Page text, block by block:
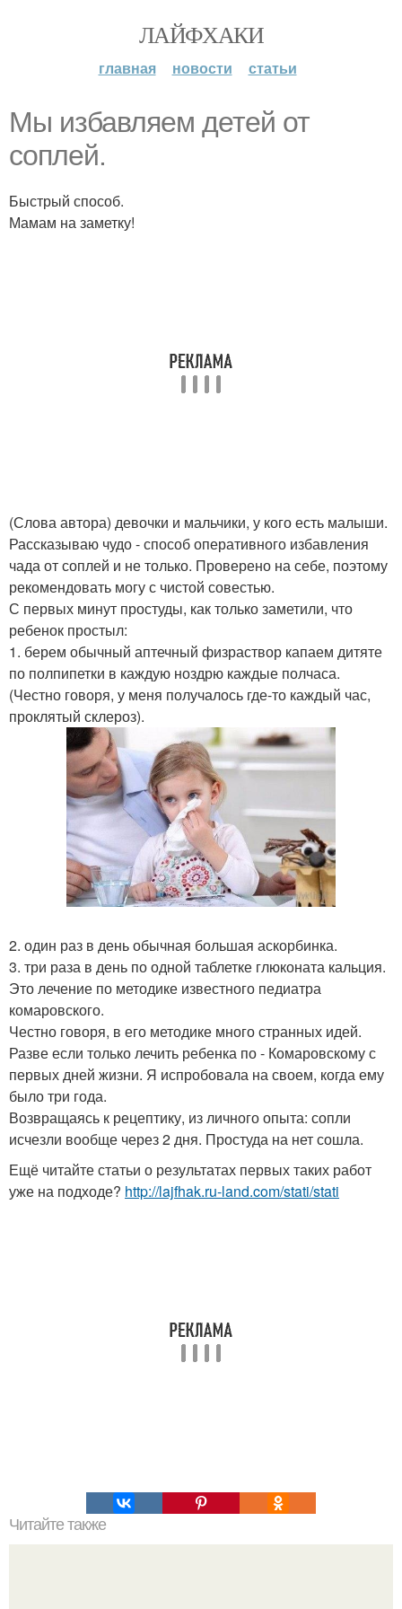
ЛАЙФХАКИ
главная новости статьи
Мы избавляем детей от
соплей.
Быстрый способ.
Мамам на заметку!
(Слова автора) девочки и мальчики, у кого есть малыши.
Рассказываю чудо - способ оперативного избавления
чада от соплей и не только. Проверено на себе, поэтому
рекомендовать могу с чистой совестью.
С первых минут простуды, как только заметили, что
ребенок простыл:
1. берем обычный аптечный физраствор капаем дитяте
по полпипетки в каждую ноздрю каждые полчаса.
(Честно говоря, у меня получалось где-то каждый час,
проклятый склероз).
2. один раз в день обычная большая аскорбинка.
3. три раза в день по одной таблетке глюконата кальция.
Это лечение по методике известного педиатра
комаровского.
Честно говоря, в его методике много странных идей.
Разве если только лечить ребенка по - Комаровскому с
первых дней жизни. Я испробовала на своем, когда ему
было три года.
Возвращаясь к рецептику, из личного опыта: сопли
исчезли вообще через 2 дня. Простуда на нет сошла.
Ещё читайте статьи о результатах первых таких работ
уже на подходе? http://lajfhak.ru-land.com/stati/stati
Читайте также